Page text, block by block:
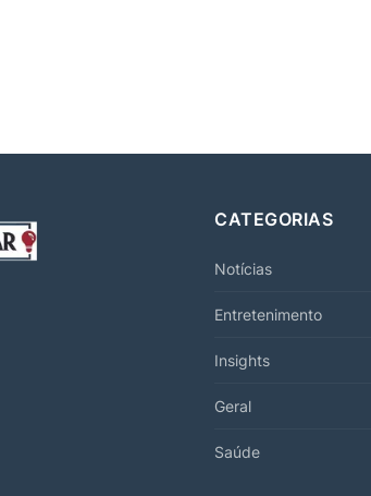
CATEGORIAS
Notícias
Entretenimento
Insights
Geral
Saúde